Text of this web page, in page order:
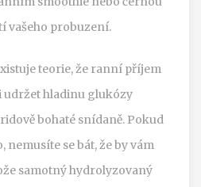
vašeho probuzení.
teorie, že ranní příjem
hladinu glukózy
bohaté snídaně. Pokud
nemusíte se bát, že by vám
samotný hydrolyzovaný